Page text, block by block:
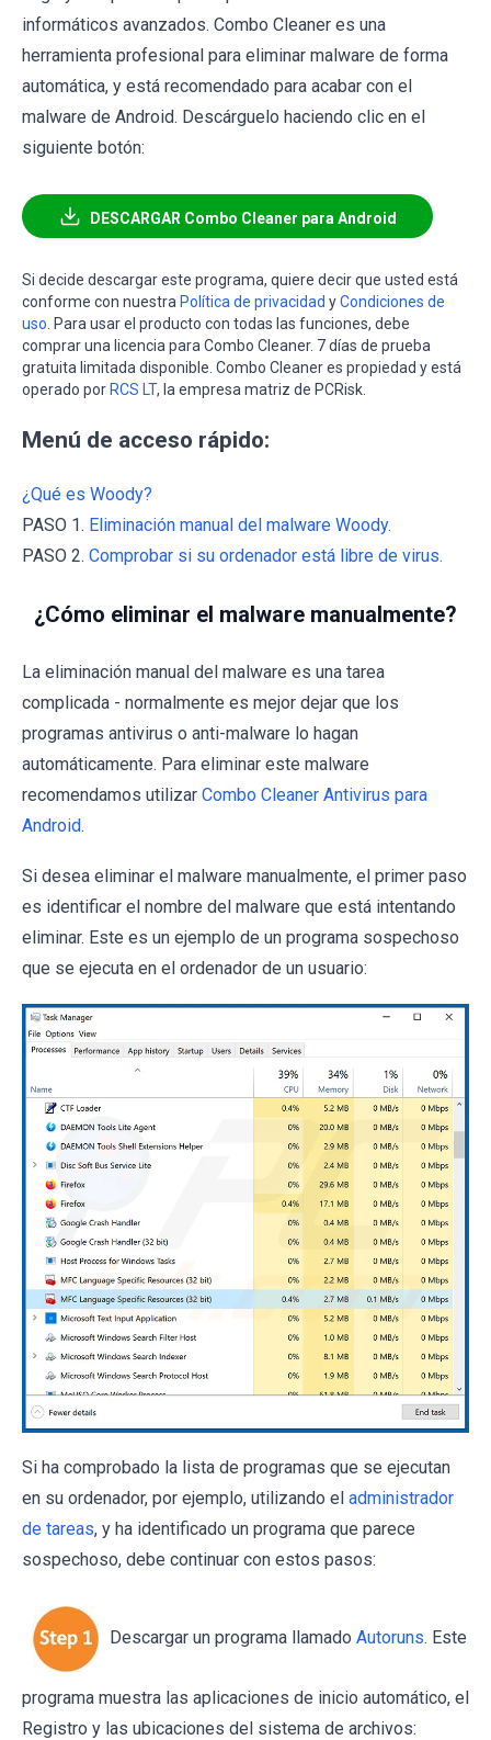
informáticos avanzados. Combo Cleaner es una
herramienta profesional para eliminar malware de forma
automática, y está recomendado para acabar con el
malware de Android. Descárguelo haciendo clic en el
siguiente botón:
DESCARGAR Combo Cleaner para Android
Si decide descargar este programa, quiere decir que usted está
conforme con nuestra Política de privacidad yCondiciones de
uso. Para usar el producto con todas las funciones, debe
comprar una licencia para Combo Cleaner. 7 días de prueba
gratuita limitada disponible. Combo Cleaner es propiedad y está
operado por RCS LT, la empresa matriz de PCRisk.
Menú de acceso rápido:
¿Qué es Woody?
PASO 1. Eliminación manual del malware Woody.
PASO 2. Comprobar si su ordenador está libre de virus.
¿Cómo eliminar el malware manualmente?
La eliminación manual del malware es una tarea
complicada - normalmente es mejor dejar que los
programas antivirus o anti-malware lo hagan
automáticamente. Para eliminar este malware
recomendamos utilizar Combo Cleaner Antivirus para
Android.
Si desea eliminar el malware manualmente, el primer paso
es identificar el nombre del malware que está intentando
eliminar. Este es un ejemplo de un programa sospechoso
que se ejecuta en el ordenador de un usuario:
Si ha comprobado la lista de programas que se ejecutan
en su ordenador, por ejemplo, utilizando el administrador
de tareas, y ha identificado un programa que parece
sospechoso, debe continuar con estos pasos:
Descargar un programa llamado Autoruns. Este
programa muestra las aplicaciones de inicio automático, el
Registro y las ubicaciones del sistema de archivos: